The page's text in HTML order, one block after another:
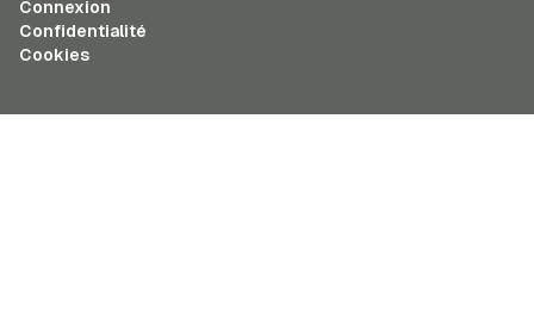
Connexion
Confidentialité
Cookies